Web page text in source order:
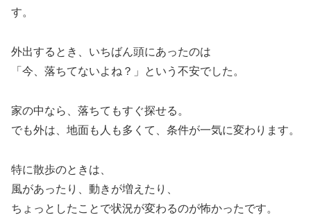
す。
外出するとき、いちばん頭にあったのは
「今、落ちてないよね？」という不安でした。
家の中なら、落ちてもすぐ探せる。
でも外は、地面も人も多くて、条件が一気に変わります。
特に散歩のときは、
風があったり、動きが増えたり、
ちょっとしたことで状況が変わるのが怖かったです。